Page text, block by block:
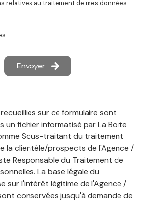
relatives au traitement de mes données
Envoyer
sur ce formulaire sont
un fichier informatisé par La Boite
Sous-traitant du traitement
la clientèle/prospects de l'Agence /
Responsable du Traitement de
La base légale du
sur l'intérêt légitime de l'Agence /
conservées jusqu'à demande de